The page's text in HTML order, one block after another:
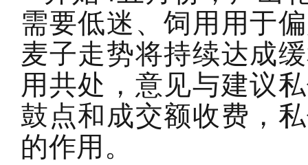
需要低迷、饲用用于
麦子走势将持续达成
用共处，意见与建议
鼓点和成交额收费，
的作用。